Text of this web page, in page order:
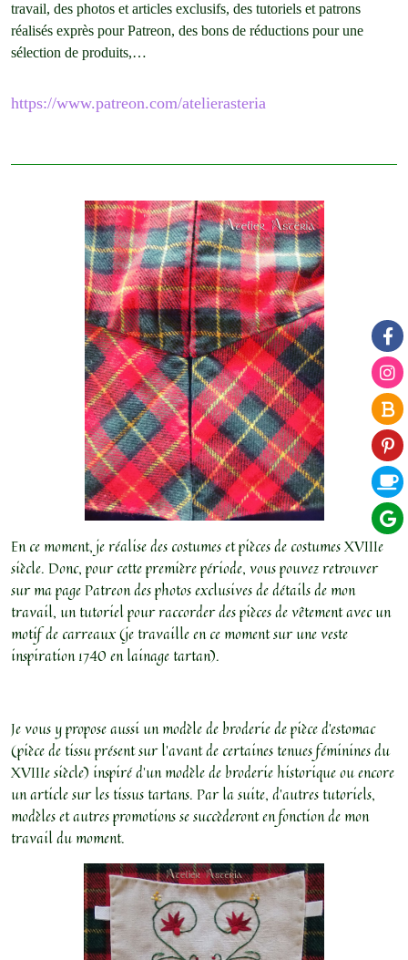
travail, des photos et articles exclusifs, des tutoriels et patrons
réalisés exprès pour Patreon, des bons de réductions pour une
sélection de produits,…
https://www.patreon.com/atelierasteria
En ce moment, je réalise des costumes et pièces de costumes XVIIIe
siècle. Donc, pour cette première période, vous pouvez retrouver
sur ma page Patreon des photos exclusives de détails de mon
travail, un tutoriel pour raccorder des pièces de vêtement avec un
motif de carreaux (je travaille en ce moment sur une veste
inspiration 1740 en lainage tartan).
Je vous y propose aussi un modèle de broderie de pièce d'estomac
(pièce de tissu présent sur l'avant de certaines tenues féminines du
XVIIIe siècle) inspiré d'un modèle de broderie historique ou encore
un article sur les tissus tartans. Par la suite, d'autres tutoriels,
modèles et autres promotions se succèderont en fonction de mon
travail du moment.